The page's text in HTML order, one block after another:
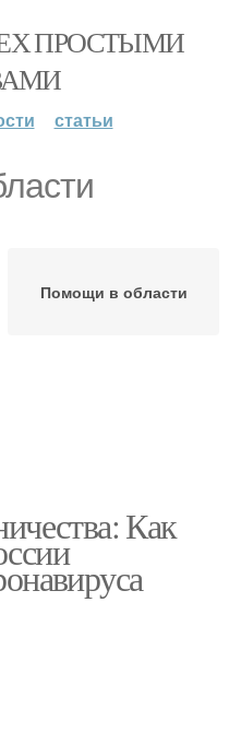
ПРОСТЫМИ
статьи
Помощи в области
Как